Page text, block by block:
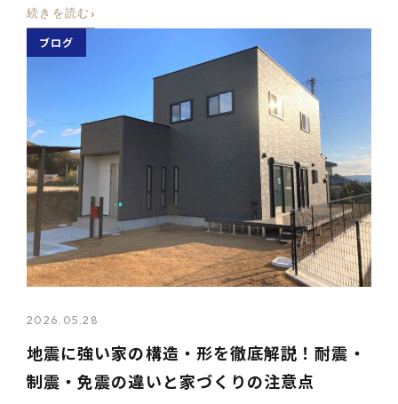
続きを読む ›
ブログ
2026.05.28
地震に強い家の構造・形を徹底解説！耐震・
制震・免震の違いと家づくりの注意点